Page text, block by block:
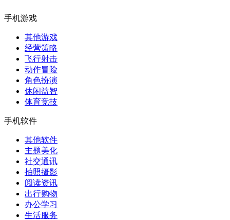
手机游戏
其他游戏
经营策略
飞行射击
动作冒险
角色扮演
休闲益智
体育竞技
手机软件
其他软件
主题美化
社交通讯
拍照摄影
阅读资讯
出行购物
办公学习
生活服务